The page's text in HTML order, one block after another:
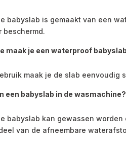
babyslab is gemaakt van een
beschermd.
maak je een waterproof
maak je de slab eenvoudig
een babyslab in de wasmachine?
babyslab kan gewassen
van de afneembare